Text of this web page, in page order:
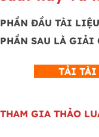
PHẦN ĐẦU TÀI
PHẦN SAU LÀ GIẢI
TẢI TÀI
THAM GIA THẢO